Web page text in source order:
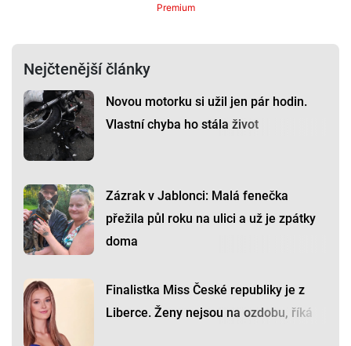
Premium
Nejčtenější články
Novou motorku si užil jen pár hodin.
Vlastní chyba ho stála život
Zázrak v Jablonci: Malá fenečka
přežila půl roku na ulici a už je zpátky
doma
Finalistka Miss České republiky je z
Liberce. Ženy nejsou na ozdobu, říká